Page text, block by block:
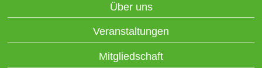
Über uns
Veranstaltungen
Mitgliedschaft